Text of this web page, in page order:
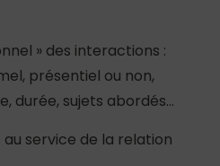
» des interactions :
présentiel ou non,
durée, sujets abordés…
service de la relation